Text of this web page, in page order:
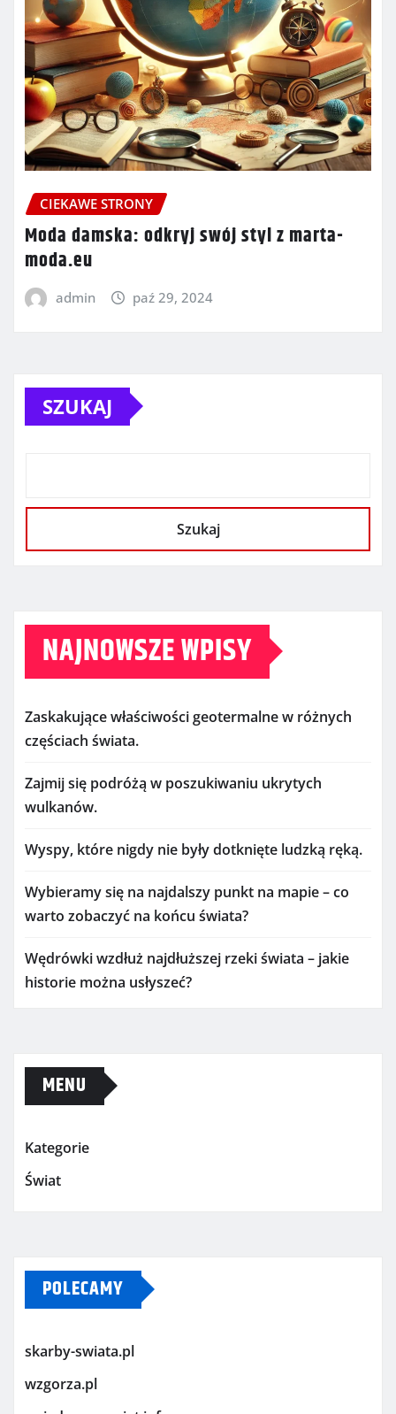
CIEKAWE STRONY
Moda damska: odkryj swój styl z marta-
moda.eu
admin paź 29, 2024
SZUKAJ
Szukaj
NAJNOWSZE WPISY
Zaskakujące właściwości geotermalne w różnych
częściach świata.
Zajmij się podróżą w poszukiwaniu ukrytych
wulkanów.
Wyspy, które nigdy nie były dotknięte ludzką ręką.
Wybieramy się na najdalszy punkt na mapie – co
warto zobaczyć na końcu świata?
Wędrówki wzdłuż najdłuższej rzeki świata – jakie
historie można usłyszeć?
MENU
Kategorie
Świat
POLECAMY
skarby-swiata.pl
wzgorza.pl